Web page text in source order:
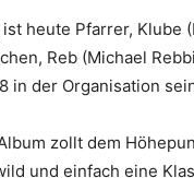
ist heute Pfarrer,
Reb (Michael
in der Organisation
zollt dem
und einfach eine